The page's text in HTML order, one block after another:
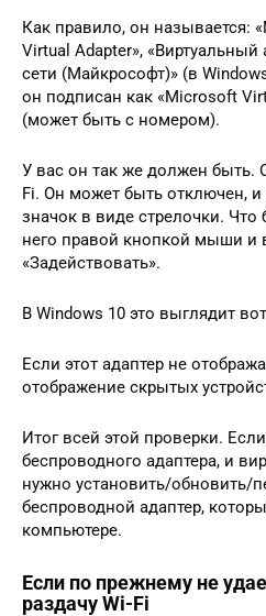
Как правило, он называется:
Virtual Adapter»,
сети (Майкрософт)» (в
он подписан как «Microsoft
(может быть с номером).
У вас он так же должен быть.
Fi. Он может быть отключен,
значок в виде стрелочки.
него правой кнопкой мыши и
«Задействовать».
В Windows 10 это выглядит
Если этот адаптер не
отображение скрытых
Итог всей этой проверки.
беспроводного адаптера, и
нужно установить/обновить/
беспроводной адаптер,
компьютере.
Если по прежнему не
раздачу Wi-Fi